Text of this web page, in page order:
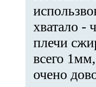
хватало -
плечи
всего
очено